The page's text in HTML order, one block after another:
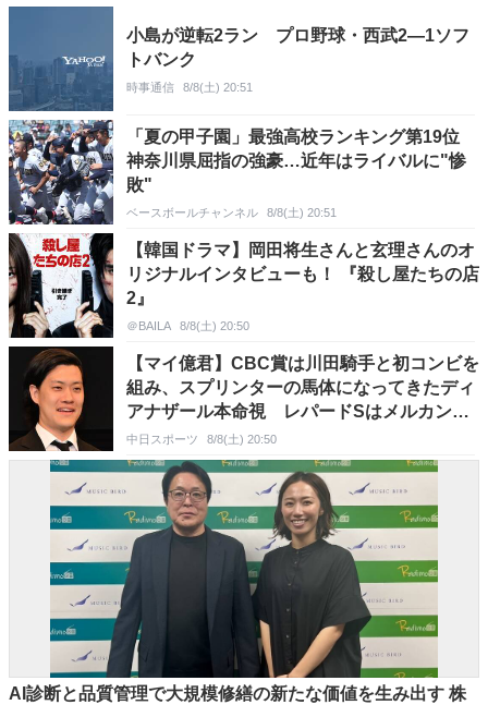
小島が逆転2ラン プロ野球・西武2―1ソフ
トバンク
時事通信 8/8(土) 20:51
「夏の甲子園」最強高校ランキング第19位
神奈川県屈指の強豪…近年はライバルに"惨
敗"
ベースボールチャンネル 8/8(土) 20:51
【韓国ドラマ】岡田将生さんと玄理さんのオ
リジナルインタビューも！ 『殺し屋たちの店
2』
＠BAILA 8/8(土) 20:50
【マイ億君】CBC賞は川田騎手と初コンビを
組み、スプリンターの馬体になってきたディ
アナザール本命視 レパードSはメルカント
ゥール主軸に
中日スポーツ 8/8(土) 20:50
AI診断と品質管理で大規模修繕の新たな価値を生み出す 株